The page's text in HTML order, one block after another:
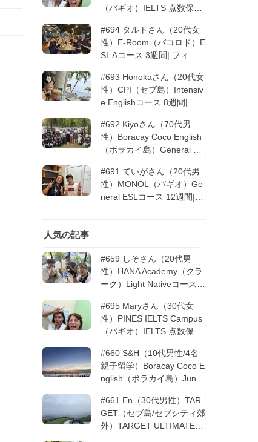
（バギオ）IELTS 点数保証
#694 タルトさん（20代女
性）E-Room（バコロド）E
SL Aコース 3週間| フィリ
#693 Honokaさん（20代女
性）CPI（セブ島）Intensiv
e Englishコース 8週間| フ
#692 Kiyoさん（70代男
性）Boracay Coco English
（ボラカイ島）General En
ピン留学5回目リピータ
ー）| フィリピン留学
#691 ていがさん（20代男
性）MONOL（バギオ）Ge
neral ESLコース 12週間|
人気の記事
#659 しそさん（20代男
性）HANA Academy（クラ
ーク）Light Nativeコース 4
#695 Maryさん（30代女
性）PINES IELTS Campus
（バギオ）IELTS 点数保証
#660 S&H（10代男性/4名
親子留学）Boracay Coco E
nglish（ボラカイ島）Junio
ン留学
#661 En（30代男性）TAR
GET（セブ島/セブシティ郊
外）TARGET ULTIMATE 8